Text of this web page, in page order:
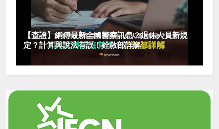
【查證】網傳最新全國警察訊息？退休人員新規
定？計算與說法有誤！銓敘部詳解